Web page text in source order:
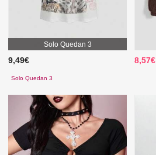
Solo Quedan 3
9,49€
Solo Quedan 3
8,57€